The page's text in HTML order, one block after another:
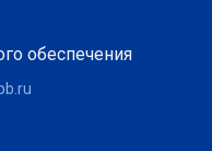
обеспечения